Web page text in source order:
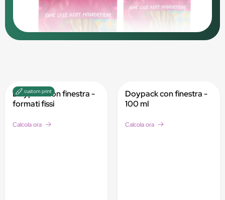
custom print
Doypack con finestra -
formati fissi
Calcola ora
Doypack con finestra -
100 ml
Calcola ora